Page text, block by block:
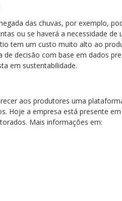
das chuvas, por exemplo,
ou se haverá a necessidade de
tem um custo muito alto ao
decisão com base em dados
em sustentabilidade.
aos produtores uma
Hoje a empresa está presente em
Mais informações em: